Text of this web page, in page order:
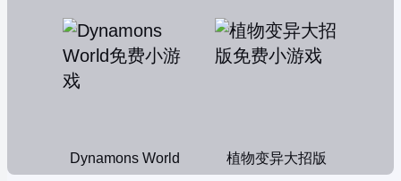
Dynamons World 植物变异大招版